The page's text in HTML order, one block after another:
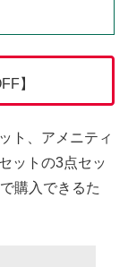
】
ト、アメニティ
ットの3点セッ
購入できるた